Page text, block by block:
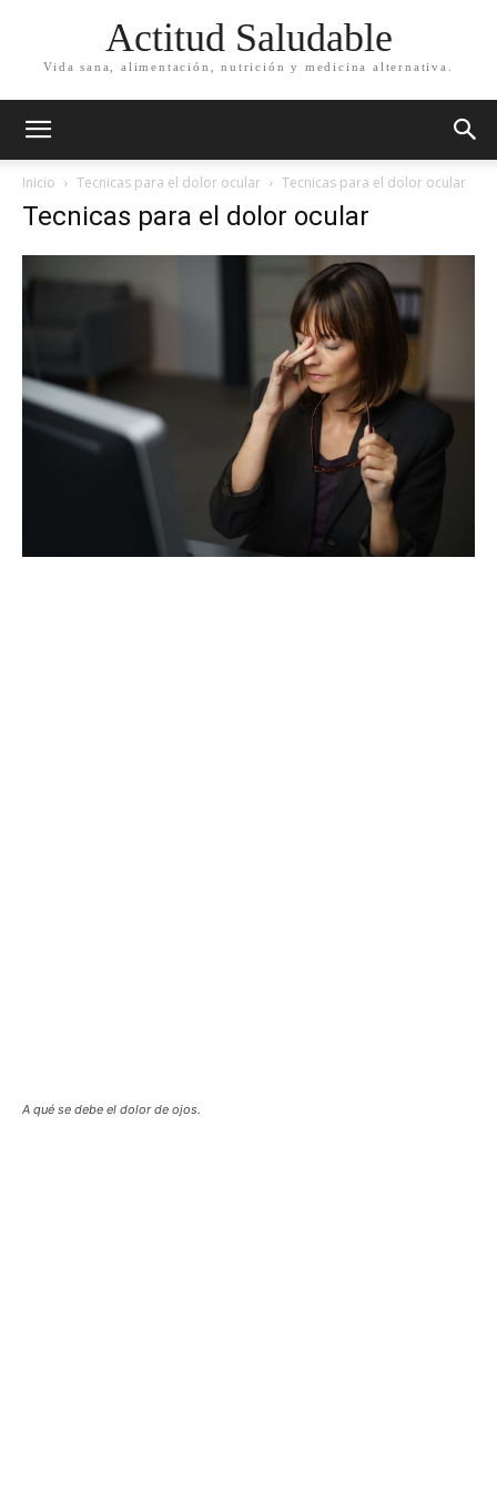
Actitud Saludable
Vida sana, alimentación, nutrición y medicina alternativa.
Inicio Tecnicas para el dolor ocular Tecnicas para el dolor ocular
Tecnicas para el dolor ocular
A qué se debe el dolor de ojos.